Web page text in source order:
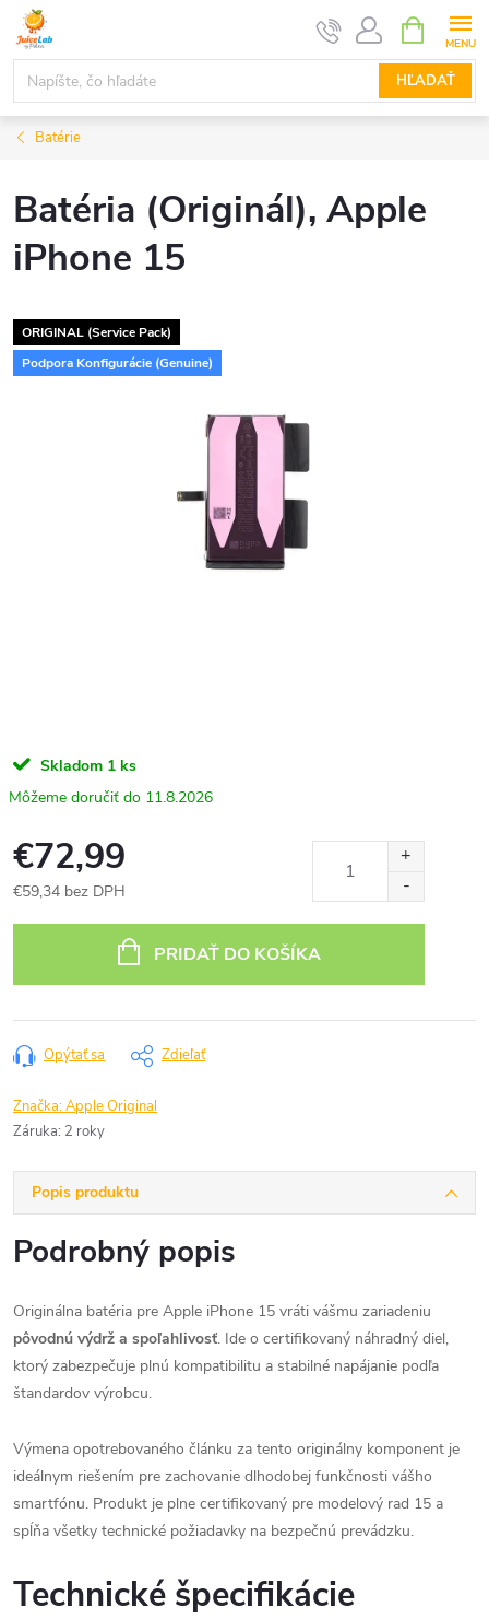
Prejsť
obsah
HĽADAŤ
KOŠÍK
Batérie
Batéria (Originál), Apple
iPhone 15
ORIGINAL (Service Pack)
Podpora Konfigurácie (Genuine)
Skladom 1 ks
11.8.2026
€72,99
€59,34 bez DPH
PRIDAŤ DO KOŠÍKA
Opýtať sa Zdieľať
Značka:Apple Original
Záruka: 2 roky
Popis produktu
Podrobný popis
Originálna batéria pre Apple iPhone 15 vráti vášmu zariadeniu
pôvodnú výdrž a spoľahlivosť. Ide o certifikovaný náhradný diel,
ktorý zabezpečuje plnú kompatibilitu a stabilné napájanie podľa
štandardov výrobcu.
Výmena opotrebovaného článku za tento originálny komponent je
ideálnym riešením pre zachovanie dlhodobej funkčnosti vášho
smartfónu. Produkt je plne certifikovaný pre modelový rad 15 a
spĺňa všetky technické požiadavky na bezpečnú prevádzku.
Technické špecifikácie